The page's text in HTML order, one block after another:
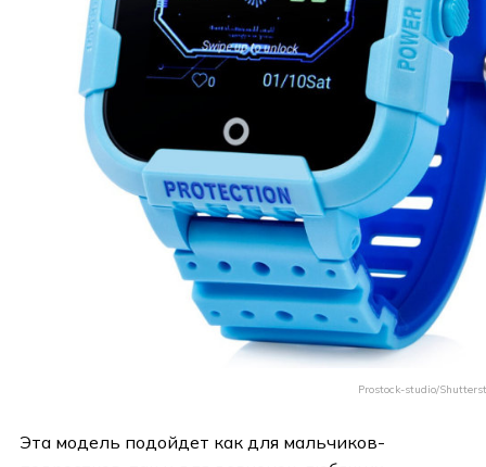
Prostock-studio/
Эта модель подойдет как для мальчиков-